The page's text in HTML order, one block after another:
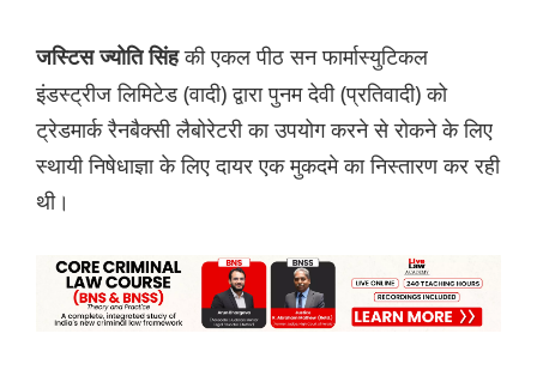
जस्टिस ज्योति सिंहकी एकल पीठ सन फार्मास्युटिकल
इंडस्ट्रीज लिमिटेड (वादी) द्वारा पुनम देवी (प्रतिवादी) को
ट्रेडमार्क रैनबैक्सी लैबोरेटरी का उपयोग करने से रोकने के लिए
स्थायी निषेधाज्ञा के लिए दायर एक मुकदमे का निस्तारण कर रही
थी।